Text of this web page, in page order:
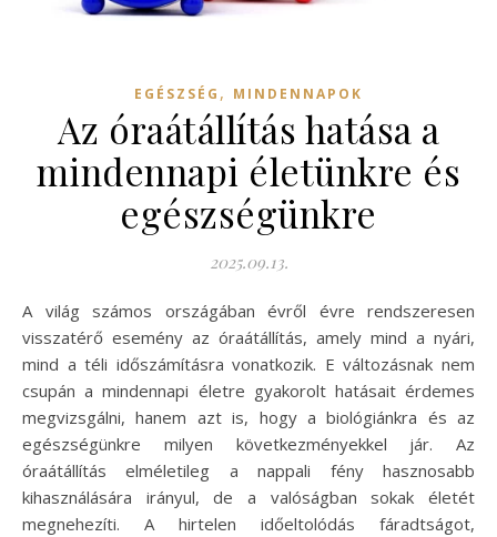
EGÉSZSÉG , MINDENNAPOK
Az óraátállítás hatása a
mindennapi életünkre és
egészségünkre
2025.09.13.
A világ számos országában évről évre rendszeresen
visszatérő esemény az óraátállítás, amely mind a nyári,
mind a téli időszámításra vonatkozik. E változásnak nem
csupán a mindennapi életre gyakorolt hatásait érdemes
megvizsgálni, hanem azt is, hogy a biológiánkra és az
egészségünkre milyen következményekkel jár. Az
óraátállítás elméletileg a nappali fény hasznosabb
kihasználására irányul, de a valóságban sokak életét
megnehezíti. A hirtelen időeltolódás fáradtságot,